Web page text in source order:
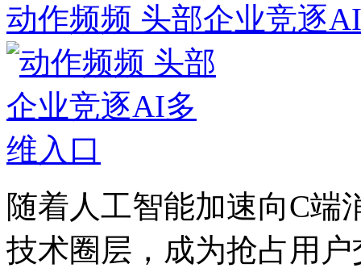
动作频频 头部企业竞逐
随着人工智能加速向C端
技术圈层，成为抢占用